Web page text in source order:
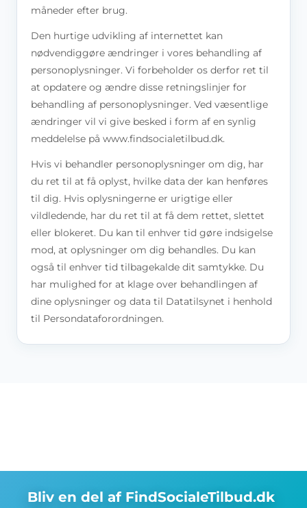
måneder efter brug.
Den hurtige udvikling af internettet kan
nødvendiggøre ændringer i vores behandling af
personoplysninger. Vi forbeholder os derfor ret til
at opdatere og ændre disse retningslinjer for
behandling af personoplysninger. Ved væsentlige
ændringer vil vi give besked i form af en synlig
meddelelse på www.findsocialetilbud.dk.
Hvis vi behandler personoplysninger om dig, har
du ret til at få oplyst, hvilke data der kan henføres
til dig. Hvis oplysningerne er urigtige eller
vildledende, har du ret til at få dem rettet, slettet
eller blokeret. Du kan til enhver tid gøre indsigelse
mod, at oplysninger om dig behandles. Du kan
også til enhver tid tilbagekalde dit samtykke. Du
har mulighed for at klage over behandlingen af
dine oplysninger og data til Datatilsynet i henhold
til Persondataforordningen.
Bliv en del af FindSocialeTilbud.dk